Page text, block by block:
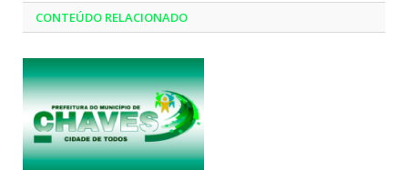
CONTEÚDO RELACIONADO